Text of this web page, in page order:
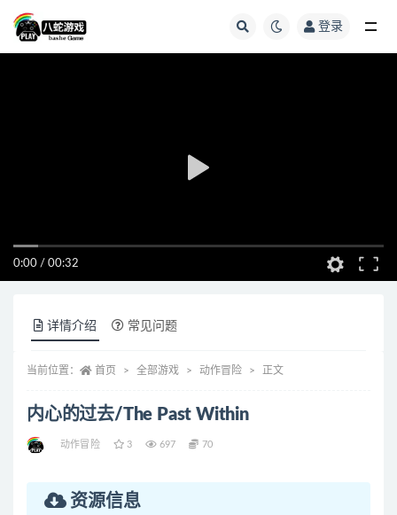
登录
0:00 / 00:32
详情介绍 常见问题
当前位置： 首页 全部游戏 动作冒险 正文
内心的过去/The Past Within
动作冒险 3 697 70
资源信息